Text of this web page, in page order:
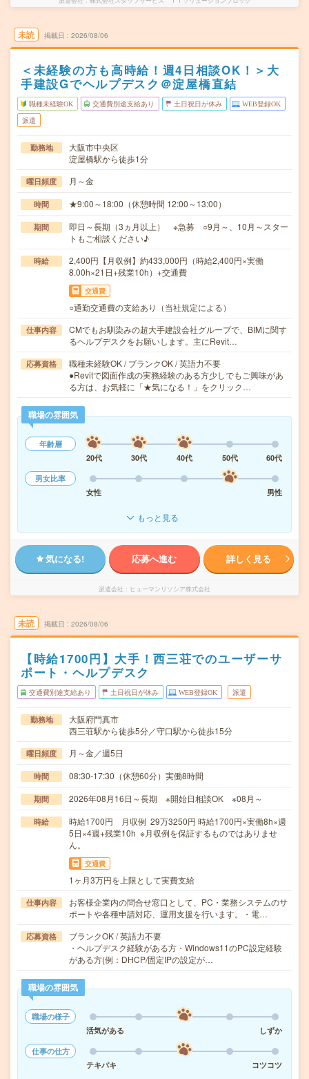
未読 掲載日 2026/08/06
＜未経験の方も高時給！週4日相談OK！＞大
手建設Gでヘルプデスク＠淀屋橋直結
職種未経験OK 交通費別途支給あり 土日祝日が休み WEB登録OK
派遣
勤務地
大阪市中央区
淀屋橋駅から徒歩1分
曜日頻度 月～金
時間 ★9:00～18:00（休憩時間 12:00～13:00）
期間
即日～長期（3ヵ月以上） ※急募 ○9月～、10月～スター
トもご相談ください♪
時給
2,400円【月収例】約433,000円（時給2,400円×実働
8.00h×21日+残業10h）+交通費
交通費
○通勤交通費の支給あり（当社規定による）
仕事内容
CMでもお馴染みの超大手建設会社グループで、BIMに関す
るヘルプデスクをお願いします。主にRevit…
応募資格
職種未経験OK / ブランクOK / 英語力不要
●Revitで図面作成の実務経験のある方少しでもご興味があ
る方は、お気軽に「★気になる！」をクリック…
職場の雰囲気
年齢層
20代
30代 40代 50代
60代
男女比率
女性
男性
もっと見る
気になる! 応募へ進む 詳しく見る
派遣会社 ヒューマンリソシア株式会社
未読 掲載日 2026/08/06
【時給1700円】大手！西三荘でのユーザーサ
ポート・ヘルプデスク
交通費別途支給あり 土日祝日が休み WEB登録OK 派遣
勤務地
大阪府門真市
西三荘駅から徒歩5分／守口駅から徒歩15分
曜日頻度 月～金／週5日
時間 08:30-17:30（休憩60分）実働8時間
期間 2026年08月16日～長期 ※開始日相談OK ※08月～
時給
時給1700円 月収例 29万3250円 時給1700円×実働8h×週
5日×4週+残業10h ※月収例を保証するものではありませ
ん。
交通費
1ヶ月3万円を上限として実費支給
仕事内容
お客様企業内の問合せ窓口として、PC・業務システムのサ
ポートや各種申請対応、運用支援を行います。・電…
応募資格
ブランクOK / 英語力不要
・ヘルプデスク経験がある方・Windows11のPC設定経験
がある方(例：DHCP/固定IPの設定が…
職場の雰囲気
職場の様子
活気がある
しずか
仕事の仕方
テキパキ
コツコツ